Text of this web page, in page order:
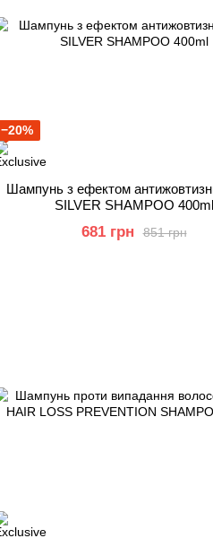
−20%
Шампунь з ефектом
SILVER SHAMPOO 400ml
851 грн
681 грн